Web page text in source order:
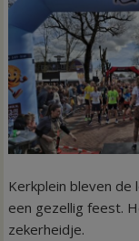
Kerkplein bleven
een gezellig feest.
zekerheidje.